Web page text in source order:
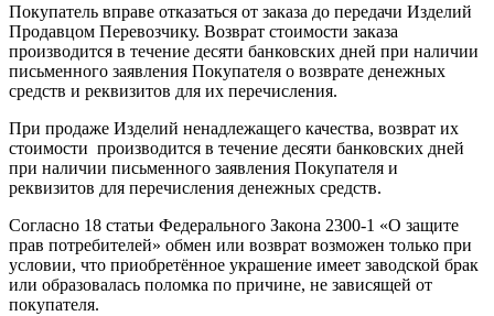
Покупатель вправе отказаться от заказа до передачи Изделий
Продавцом Перевозчику. Возврат стоимости заказа
производится в течение десяти банковских дней при наличии
письменного заявления Покупателя о возврате денежных
средств и реквизитов для их перечисления.
При продаже Изделий ненадлежащего качества, возврат их
стоимости производится в течение десяти банковских дней
при наличии письменного заявления Покупателя и
реквизитов для перечисления денежных средств.
Согласно 18 статьи Федерального Закона 2300-1 «О защите
прав потребителей» обмен или возврат возможен только при
условии, что приобретённое украшение имеет заводской брак
или образовалась поломка по причине, не зависящей от
покупателя.